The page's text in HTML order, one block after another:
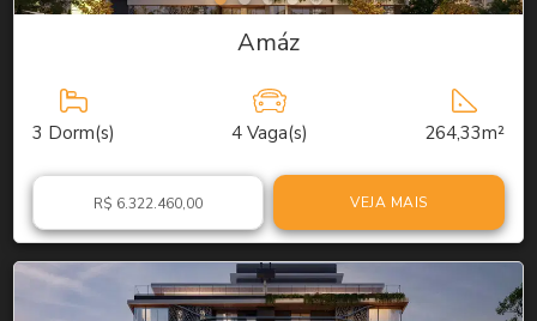
Amáz
3 Dorm(s) 4 Vaga(s) 264,33m²
R$ 6.322.460,00 VEJA MAIS